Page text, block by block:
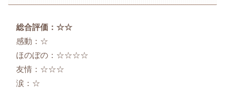
総合評価：☆☆
感動：☆
ほのぼの：☆☆☆☆
友情：☆☆☆
涙：☆